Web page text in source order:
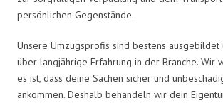
persönlichen Gegenstände.
Unsere Umzugsprofis sind bestens
über langjährige Erfahrung in der Branche. Wir
es ist, dass deine Sachen sicher und
ankommen. Deshalb behandeln wir dein